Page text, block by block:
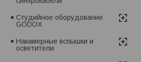
Студийное оборудование
GODOX
Накамерные вспышки и
осветители